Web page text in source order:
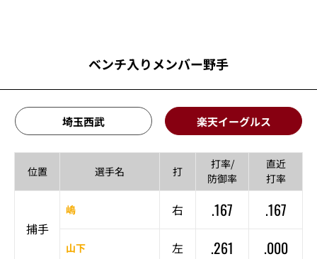
ベンチ入りメンバー野手
埼玉西武 楽天イーグルス
位置 選手名 打
打率/
防御率
直近
打率
捕手
嶋 右 .167 .167
山下 左 .261 .000